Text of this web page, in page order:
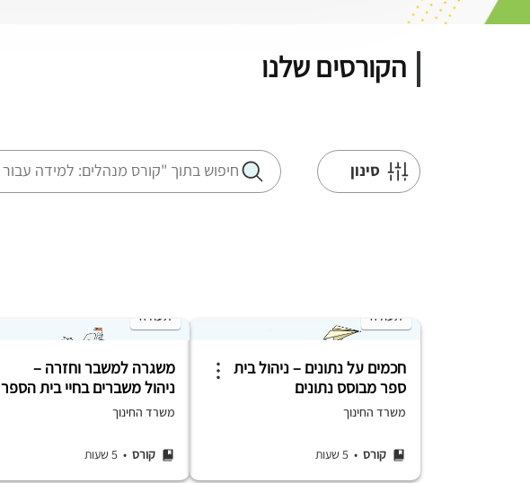
הקורסים שלנו
סינון
תעודה
חכמים על נתונים – ניהול בית
ספר מבוסס נתונים
משרד החינוך
קורס • 5 שעות
תעודה
משגרה למשבר וחזרה –
ניהול משברים בחיי בית הספר
משרד החינוך
קורס • 5 שעות